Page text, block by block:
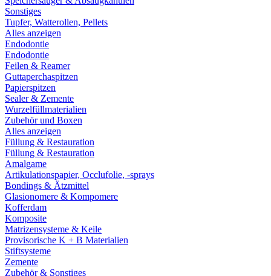
Sonstiges
Tupfer, Watterollen, Pellets
Alles anzeigen
Endodontie
Endodontie
Feilen & Reamer
Guttaperchaspitzen
Papierspitzen
Sealer & Zemente
Wurzelfüllmaterialien
Zubehör und Boxen
Alles anzeigen
Füllung & Restauration
Füllung & Restauration
Amalgame
Artikulationspapier, Occlufolie, -sprays
Bondings & Ätzmittel
Glasionomere & Kompomere
Kofferdam
Komposite
Matrizensysteme & Keile
Provisorische K + B Materialien
Stiftsysteme
Zemente
Zubehör & Sonstiges